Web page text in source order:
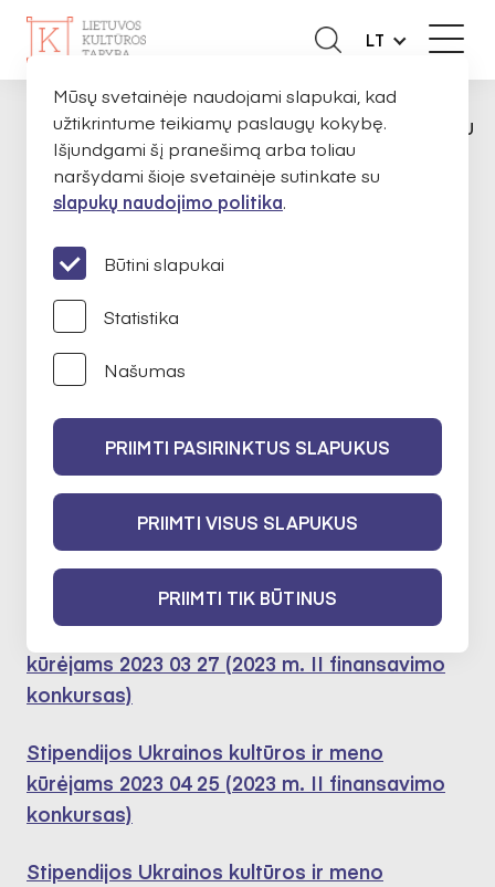
LT
PAGRINDINISAPIE MUS EKSPERTAI MINDAUGAS
Mindaugas Urbaitis
Muzika
2022-02-10 iki 2024-02-10
Dalyvavo šiose ekspertų darbo
grupėse:
Stipendijos Ukrainos kultūros ir meno
kūrėjams 2023 03 27 (2023 m. II finansavimo
konkursas)
Stipendijos Ukrainos kultūros ir meno
kūrėjams 2023 04 25 (2023 m. II finansavimo
konkursas)
Stipendijos Ukrainos kultūros ir meno
Mūsų svetainėje naudojami slapukai, kad
užtikrintume teikiamų paslaugų kokybę.
Išjundgami šį pranešimą arba toliau
naršydami šioje svetainėje sutinkate su
slapukų naudojimo politika.
Būtini slapukai
Statistika
Našumas
PRIIMTI PASIRINKTUS SLAPUKUS
PRIIMTI VISUS SLAPUKUS
PRIIMTI TIK BŪTINUS